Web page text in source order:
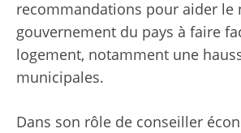
recommandations pour aider le
gouvernement du pays à faire
logement, notamment une
municipales.
Dans son rôle de conseiller